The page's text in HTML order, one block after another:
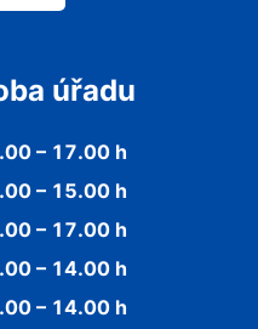
úřadu
– 17.00 h
– 15.00 h
– 17.00 h
– 14.00 h
– 14.00 h